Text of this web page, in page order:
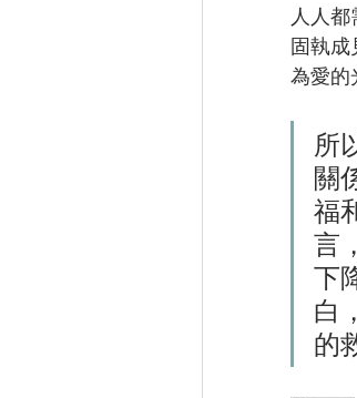
人人
固執成
為愛的
所
關
福
言
下
白
的